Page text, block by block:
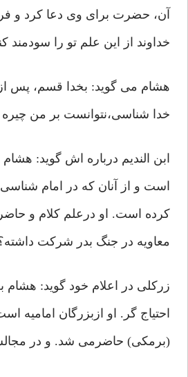
آن، حضرت برای وی دعا کرد و
خداوند از این علم تو را سودمند
هشام می گوید: بخدا قسم، پس
خدا شناسی،نتوانست بر من
ابن الندیم درباره اش گوید:
است و از آنان که در امام
کرده است. او درعلم کلام و
معاویه در جنگ بدر شرکت
زرکلی در اعلام خود گوید:
احتیاج گر. او ازبزرگان
(برمکی) حاضرمی شد. و در